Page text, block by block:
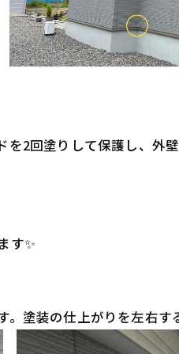
2回塗りして保護し、
す✨
塗装の仕上がりを左右す